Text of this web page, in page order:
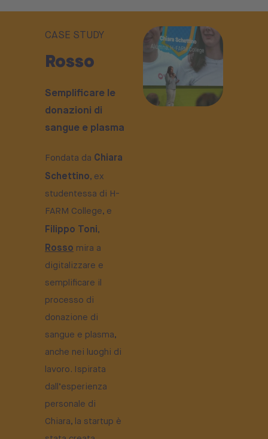
CASE STUDY
Rosso
Semplificare le
donazioni di
sangue e plasma
Fondata da Chiara
Schettino, ex
studentessa di H-
FARM College, e
Filippo Toni,
Rosso mira a
digitalizzare e
semplificare il
processo di
donazione di
sangue e plasma,
anche nei luoghi di
lavoro. Ispirata
dall’esperienza
personale di
Chiara, la startup è